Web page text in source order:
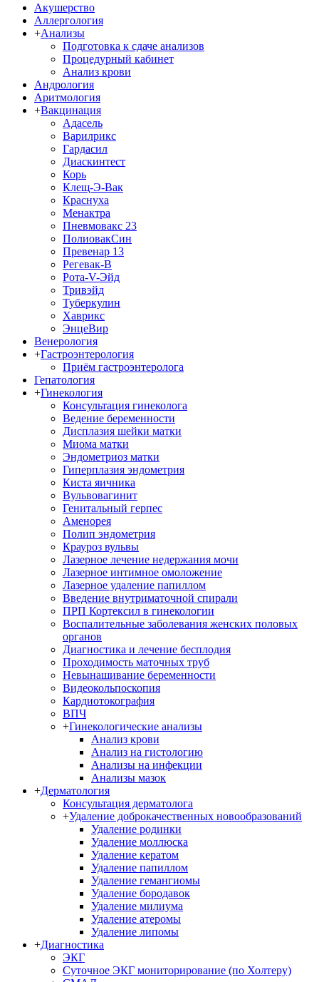
Акушерство
Аллергология
+Анализы
Подготовка к сдаче анализов
Процедурный кабинет
Анализ крови
Андрология
Аритмология
+Вакцинация
Адасель
Варилрикс
Гардасил
Диаскинтест
Корь
Клещ-Э-Вак
Краснуха
Менактра
Пневмовакс 23
ПолиовакСин
Превенар 13
Регевак-В
Рота-V-Эйд
Тривэйд
Туберкулин
Хаврикс
ЭнцеВир
Венерология
+Гастроэнтерология
Приём гастроэнтеролога
Гепатология
+Гинекология
Консультация гинеколога
Ведение беременности
Дисплазия шейки матки
Миома матки
Эндометриоз матки
Гиперплазия эндометрия
Киста яичника
Вульвовагинит
Генитальный герпес
Аменорея
Полип эндометрия
Крауроз вульвы
Лазерное лечение недержания мочи
Лазерное интимное омоложение
Лазерное удаление папиллом
Введение внутриматочной спирали
ПРП Кортексил в гинекологии
Воспалительные заболевания женских половых
органов
Диагностика и лечение бесплодия
Проходимость маточных труб
Невынашивание беременности
Видеокольпоскопия
Кардиотокография
ВПЧ
+Гинекологические анализы
Анализ крови
Анализ на гистологию
Анализы на инфекции
Анализы мазок
+Дерматология
Консультация дерматолога
+Удаление доброкачественных новообразований
Удаление родинки
Удаление моллюска
Удаление кератом
Удаление папиллом
Удаление гемангиомы
Удаление бородавок
Удаление милиума
Удаление атеромы
Удаление липомы
+Диагностика
ЭКГ
Суточное ЭКГ мониторирование (по Холтеру)